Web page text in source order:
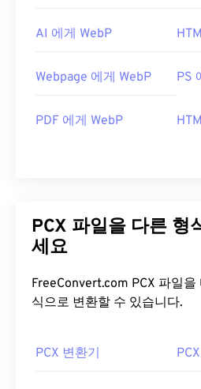
AI 에게 WebP
Webpage 에게 WebP PS
PDF 에게 WebP
PCX 파일을 다른 형
세요
FreeConvert.com PCX 파일을 다음과 같은 다른 형
식으로 변환할 수 있습니다.
PCX 변환기